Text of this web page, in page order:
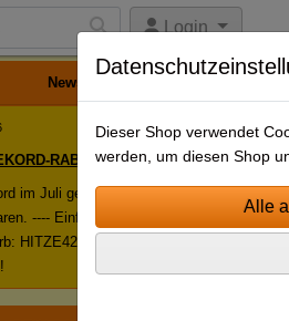
Login
News
RABATT!
im Juli geknackt! ------ Jetzt
---- Einfach im
HITZE42 als Rabattcode
Dieser Shop verwendet
werden, um diesen Shop